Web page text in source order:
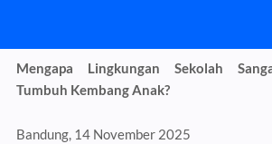
p
a
m
Mengapa Lingkungan Sekolah
Tumbuh Kembang Anak?
Bandung, 14 November 2025